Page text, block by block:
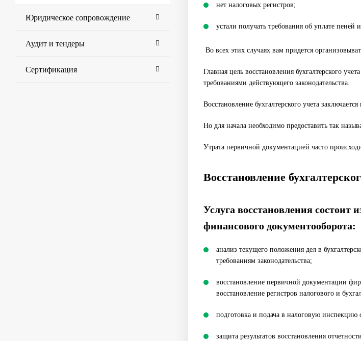
Юридическое сопровождение
Аудит и тендеры
Сертификация
нет налоговых регистров;
устали получать требования об уплате пеней
Во всех этих случаях вам придется
Главная цель восстановления бухгалтерского
требованиями действующего законодательства.
Восстановление бухгалтерского учета
Но для начала необходимо предоставить так
Утрата первичной документацией часто
Восстановление
Услуга восстановления
финансового документооборота:
анализ текущего положения дел в
требованиям законодательства;
восстановление первичной документации
восстановление регистров налогового и
подготовка и подача в налоговую
защита результатов восстановления